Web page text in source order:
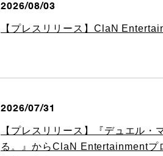
2026/08/03
【プレスリリース】ClaN
2026/07/31
【プレスリリース】『デュエル
る。』からClaN Entertainmentプ